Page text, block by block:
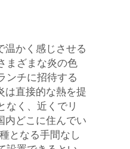
温かく感じさせる
まざまな炎の色
ンチに招待する
は直接的な熱を提
なく、近くでリ
内どこに住んでい
となる手間なし